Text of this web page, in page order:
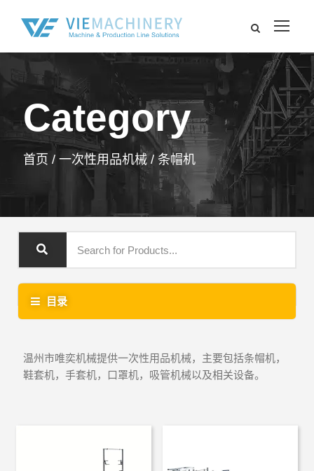
Category
首页 / 一次性用品机械 / 条帽机
温州市唯奕机械提供一次性用品机械，主要包括条帽机，
鞋套机，手套机，口罩机，吸管机械以及相关设备。
目录